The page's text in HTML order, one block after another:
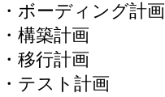
・ボーディング計画
・構築計画
・移行計画
・テスト計画